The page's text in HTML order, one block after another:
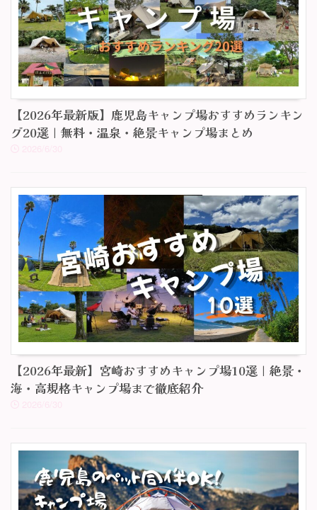
【2026年最新版】鹿児島キャンプ場おすすめランキン
グ20選｜無料・温泉・絶景キャンプ場まとめ
【2026年最新】宮崎おすすめキャンプ場10選｜絶景・
海・高規格キャンプ場まで徹底紹介